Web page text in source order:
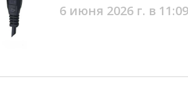
6 июня 2026 г. в 11:09